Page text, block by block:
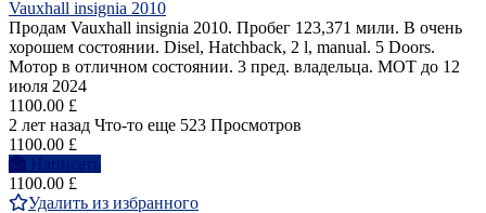
Vauxhall insignia 2010
Продам Vauxhall insignia 2010. Пробег 123,371 мили. В очень
хорошем состоянии. Disel, Hatchback, 2 l, manual. 5 Doors.
Мотор в отличном состоянии. 3 пред. владельца. MOT до 12
июля 2024
1100.00 £
2 лет назад Что-то еще 523 Просмотров
1100.00 £
Написать
1100.00 £
Удалить из избранного